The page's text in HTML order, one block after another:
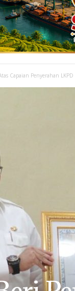
Capaian Penyerahan